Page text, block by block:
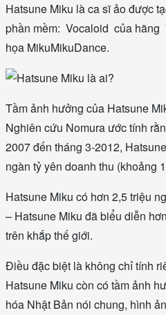
Hatsune Miku là ca sĩ ảo được
phần mềm: Vocaloid của hãng
họa MikuMikuDance.
Tầm ảnh hưởng của Hatsune
Nghiên cứu Nomura ước tính
2007 đến tháng 3-2012,
ngàn tỷ yên doanh thu (khoảng
Hatsune Miku có hơn 2,5 triệu
– Hatsune Miku đã biểu diễn
trên khắp thế giới.
Điều đặc biệt là không chỉ tính
Hatsune Miku còn có tầm ảnh
hóa Nhật Bản nói chung, hình